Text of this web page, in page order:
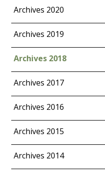
Archives 2020
Archives 2019
Archives 2018
Archives 2017
Archives 2016
Archives 2015
Archives 2014